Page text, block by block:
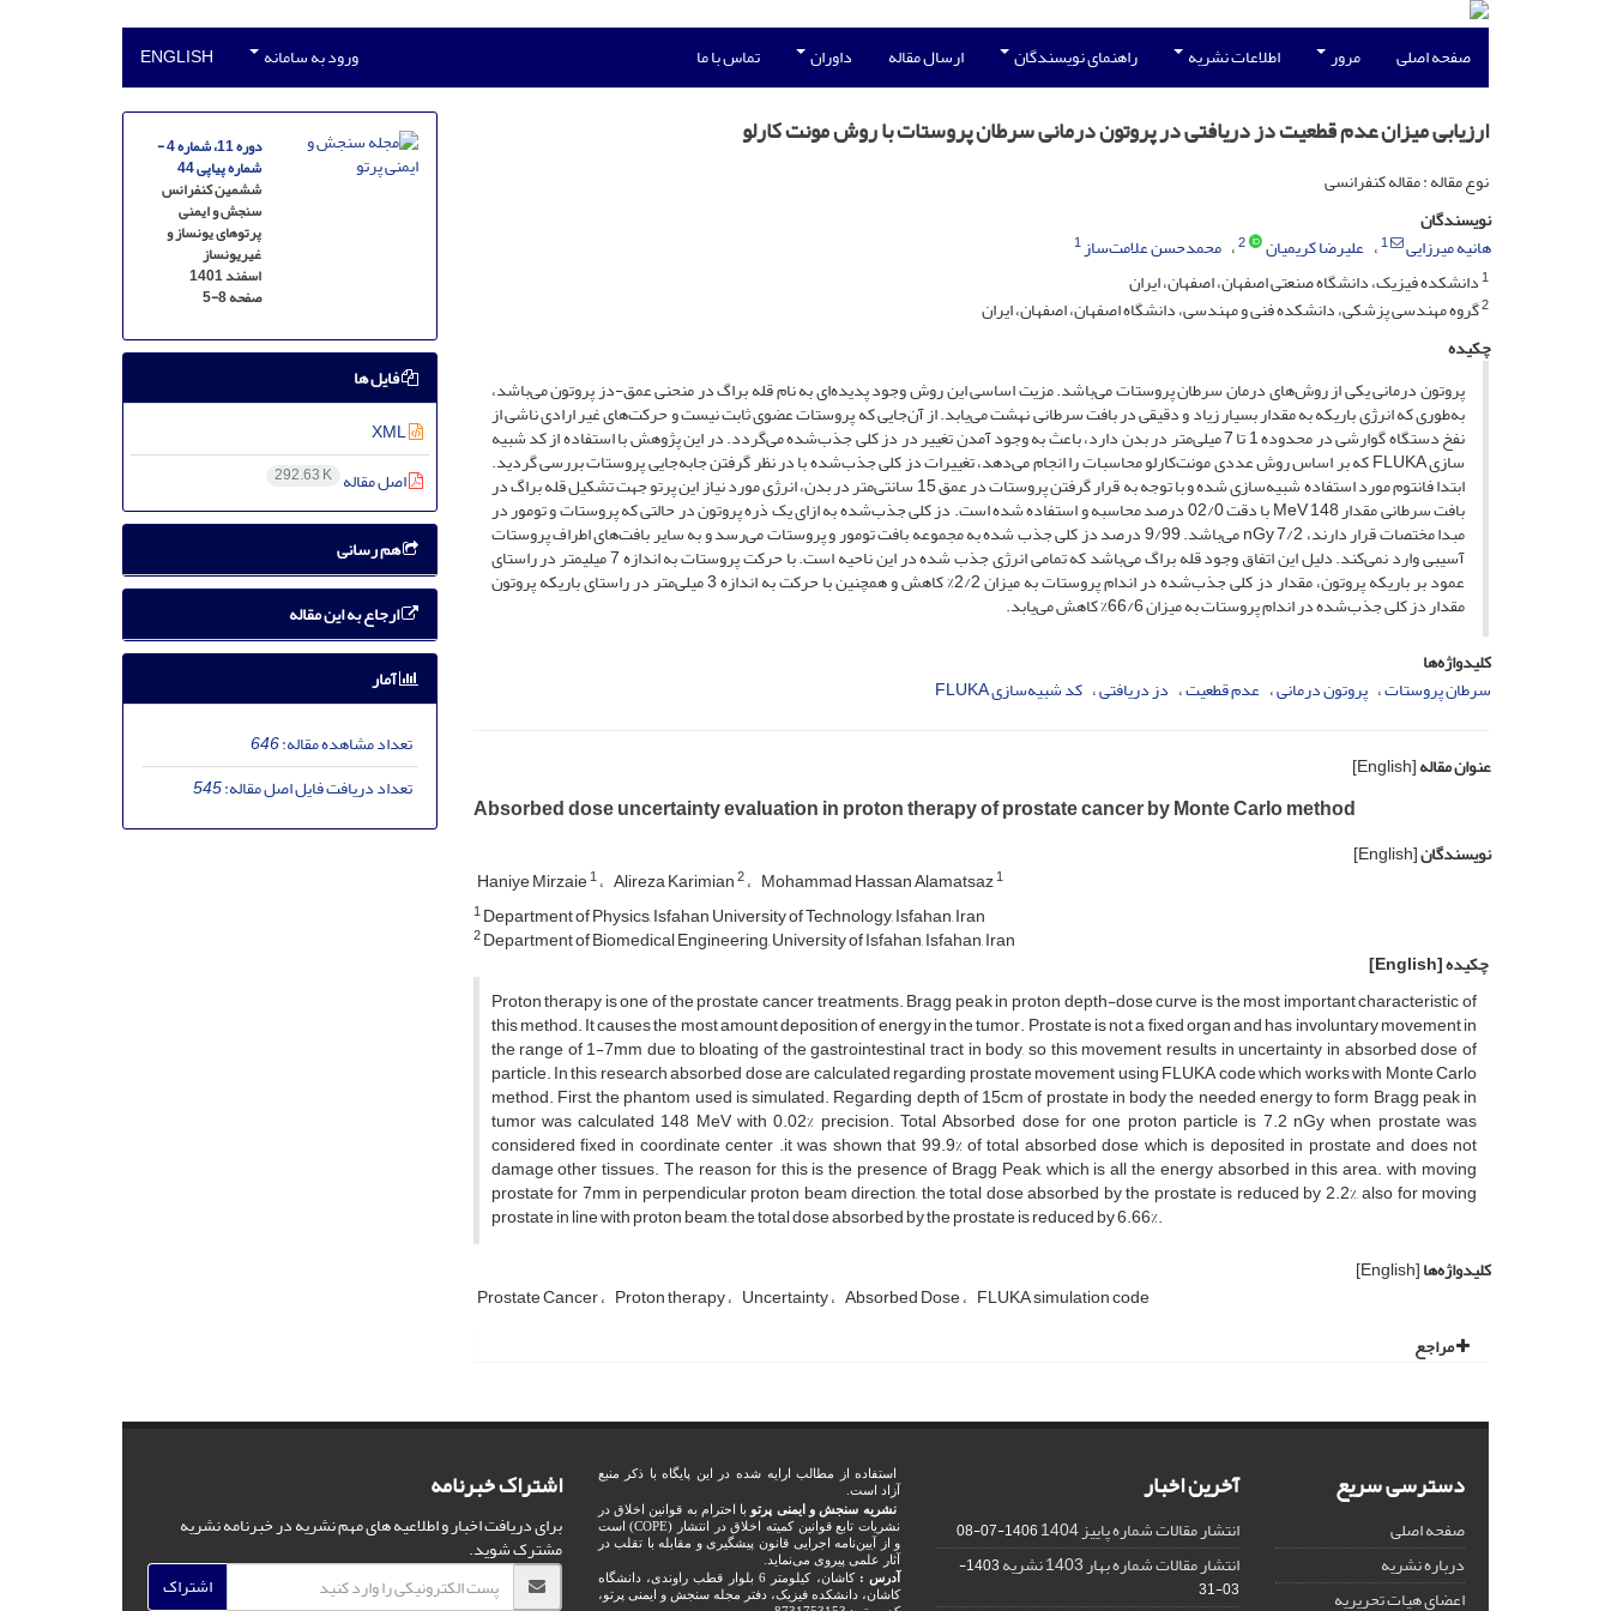
صفحه اصلی مرور اطلاعات نشریه راهنمای نویسندگان ارسال مقاله داوران تماس با ما ورود به سامانه ENGLISH
ارزیابی میزان عدم قطعیت دز دریافتی در پروتون درمانی سرطان پروستات با روش مونت کارلو
نوع مقاله : مقاله کنفرانسی
نویسندگان
هانیه میرزایی
1 علیرضا کریمیان 2 محمدحسن علامت‌ساز1
1دانشکده فیزیک، دانشگاه صنعتی اصفهان، اصفهان، ایران
2گروه مهندسی پزشکی، دانشکده فنی و مهندسی، دانشگاه اصفهان، اصفهان، ایران
چکیده
پروتون­ درمانی یکی از روش­‌های درمان سرطان پروستات می‌باشد. مزیت اساسی این روش وجود پدیده‌­ای به نام قله­ براگ در منحنی عمق-دز پروتون می­‌باشد،
به‌طوری که انرژی باریکه به مقدار بسیار زیاد و دقیقی در بافت سرطانی نهشت می­‌یابد. از آن‌جایی که پروستات عضوی ثابت نیست و حرکت‌های غیر ارادی ناشی از
نفخ دستگاه گوارشی در محدوده 1 تا 7 میلی­‌متر در بدن دارد، باعث به وجود آمدن تغییر در دز­ کلی جذب­‌شده می‌گردد. در این پژوهش با استفاده از کد شبیه­‌
سازی FLUKA که بر اساس روش عددی مونت­‌کارلو محاسبات را انجام می‌­دهد، تغییرات دز کلی جذب­‌شده با در نظر گرفتن جابه­‌جایی پروستات بررسی گردید.
ابتدا فانتوم مورد استفاده شبیه­‌سازی شده و با توجه به قرار گرفتن پروستات در عمق 15 سانتی­‌متر در بدن، انرژی مورد نیاز این پرتو جهت تشکیل قله براگ در
بافت سرطانی مقدار MeV 148 با دقت 02/0 درصد محاسبه و استفاده شده است. دز کلی جذب­‌شده به ازای یک ذره پروتون در حالتی که پروستات و تومور در
مبدا مختصات قرار دارند، nGy 7/2 می­‌باشد. 9/99 درصد دز کلی جذب شده به مجموعه بافت تومور و پروستات می­‌رسد و به سایر بافت­‌های اطراف پروستات
آسیبی وارد نمی­‌کند. دلیل این اتفاق وجود قله براگ می­‌باشد که تمامی انرژی جذب شده در این ناحیه است. با حرکت پروستات به اندازه 7 میلی­متر در راستای
عمود بر باریکه پروتون، مقدار دز کلی جذب­‌شده در اندام پروستات به میزان 2/2% کاهش و همچنین با حرکت به اندازه 3 میلی­‌متر در راستای باریکه پروتون
مقدار دز کلی جذب­‌شده در اندام پروستات به میزان 66/6% کاهش می­‌یابد.
کلیدواژه‌ها
سرطان پروستات پروتون درمانی عدم قطعیت دز دریافتی کد شبیه‌سازی FLUKA
عنوان مقاله[English]
Absorbed dose uncertainty evaluation in proton therapy of prostate cancer by Monte Carlo method
نویسندگان[English]
Haniye Mirzaie1 Alireza Karimian2 Mohammad Hassan Alamatsaz1
1Department of Physics, Isfahan University of Technology, Isfahan, Iran
2Department of Biomedical Engineering, University of Isfahan, Isfahan, Iran
چکیده[English]
Proton therapy is one of the prostate cancer treatments. Bragg peak in proton depth-dose curve is the most important characteristic of
this method. It causes the most amount deposition of energy in the tumor. Prostate is not a fixed organ and has involuntary movement in
the range of 1-7mm due to bloating of the gastrointestinal tract in body, so this movement results in uncertainty in absorbed dose of
particle. In this research absorbed dose are calculated regarding prostate movement using FLUKA code which works with Monte Carlo
method. First, the phantom used is simulated. Regarding depth of 15cm of prostate in body the needed energy to form Bragg peak in
tumor was calculated 148 MeV with 0.02% precision. Total Absorbed dose for one proton particle is 7.2 nGy when prostate was
considered fixed in coordinate center .it was shown that 99.9% of total absorbed dose which is deposited in prostate and does not
damage other tissues. The reason for this is the presence of Bragg Peak, which is all the energy absorbed in this area. with moving
prostate for 7mm in perpendicular proton beam direction, the total dose absorbed by the prostate is reduced by 2.2%, also for moving
prostate in line with proton beam, the total dose absorbed by the prostate is reduced by 6.66%.
کلیدواژه‌ها[English]
Prostate Cancer Proton therapy Uncertainty Absorbed Dose FLUKA simulation code
مراجع
دوره 11، شماره 4 -
شماره پیاپی 44
ششمین کنفرانس
سنجش و ایمنی
پرتوهای یونساز و
غیریونساز
اسفند 1401
صفحه5-8
فایل ها
XML
اصل مقاله 292.63 K
هم رسانی
ارجاع به این مقاله
آمار
تعداد مشاهده مقاله:646
تعداد دریافت فایل اصل مقاله:545
دسترسی سریع
صفحه اصلی
درباره نشریه
اعضای هیات تحریریه
آخرین اخبار
انتشار مقالات شماره پاییز 1404 1406-07-08
انتشار مقالات شماره بهار 1403 نشریه
1403-
03-31
استفاده از مطالب ارایه شده در این پایگاه با ذکر منبع
آزاد است.
نشریه سنجش و ایمنی پرتو با احترام به قوانین اخلاق در
نشریات تابع قوانین کمیته اخلاق در انتشار (COPE) است
و از آیین‌نامه اجرایی قانون پیشگیری و مقابله با تقلب در
آثار علمی پیروی می‌نماید.
آدرس :
کاشان، کیلومتر 6 بلوار قطب راوندی، دانشگاه
کاشان، دانشکده فیزیک، دفتر مجله سنجش و ایمنی پرتو،
اشتراک خبرنامه
برای دریافت اخبار و اطلاعیه های مهم نشریه در خبرنامه نشریه
مشترک شوید.
اشتراک